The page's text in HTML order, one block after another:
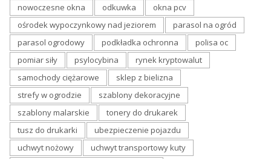
nowoczesne okna
odkuwka
okna pcv
ośrodek wypoczynkowy nad jeziorem
parasol na ogród
parasol ogrodowy
podkładka ochronna
polisa oc
pomiar siły
psylocybina
rynek kryptowalut
samochody ciężarowe
sklep z bielizna
strefy w ogrodzie
szablony dekoracyjne
szablony malarskie
tonery do drukarek
tusz do drukarki
ubezpieczenie pojazdu
uchwyt nożowy
uchwyt transportowy kuty